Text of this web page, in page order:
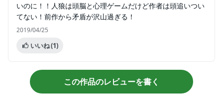
いのに！！人狼は頭脳と心理ゲームだけど作者は頭追いつい
てない！前作から矛盾が沢山過ぎる！
2019/04/25
いいね(1)
この作品のレビューを書く